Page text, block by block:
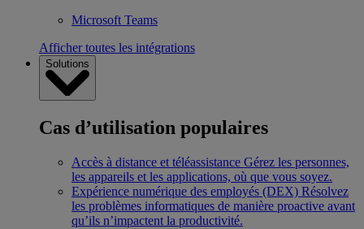
Microsoft Teams
Afficher toutes les intégrations
Solutions
Cas d’utilisation populaires
Accès à distance et téléassistance Gérez les personnes,
les appareils et les applications, où que vous soyez.
Expérience numérique des employés (DEX) Résolvez
les problèmes informatiques de manière proactive avant
qu’ils n’impactent la productivité.